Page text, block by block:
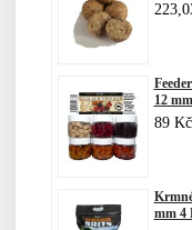
12
89 Kč
mm 4